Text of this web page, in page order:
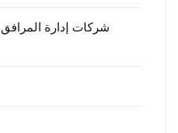
شركات إدارة